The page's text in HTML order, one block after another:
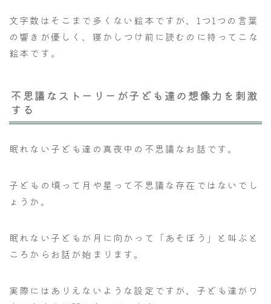
文字数はそこまで多くない絵本ですが、1つ1つの言葉
の響きが優しく、寝かしつけ前に読むのに持ってこな
絵本です。
不思議なストーリーが子ども達の想像力を刺激
する
眠れない子ども達の真夜中の不思議なお話です。
子どもの頃って月や星って不思議な存在ではないでし
ょうか。
眠れない子どもが月に向かって「あそぼう」と叫ぶと
ころからお話が始まります。
実際にはありえないような設定ですが、子ども達がワ